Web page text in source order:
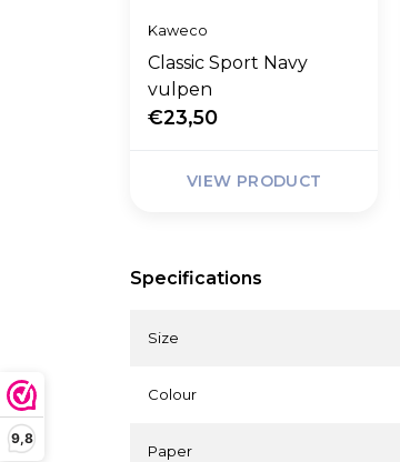
9,8
Specifications
Size
Colour
Paper
Kaweco
Classic Sport Navy
vulpen
€23,50
VIEW PRODUCT